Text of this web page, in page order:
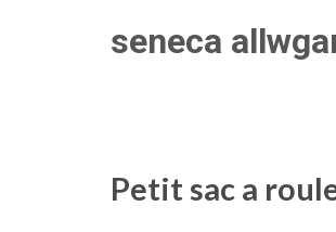
seneca
Petit sac a